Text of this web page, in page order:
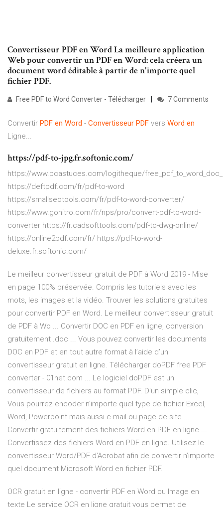
Convertisseur PDF en Word La meilleure application
Web pour convertir un PDF en Word: cela créera un
document word éditable à partir de n'importe quel
fichier PDF.
Free PDF to Word Converter - Télécharger 7 Comments
Convertir PDF en Word - Convertisseur PDF vers Word en
Ligne...
https://pdf-to-jpg.fr.softonic.com/
https://www.pcastuces.com/logitheque/
https://deftpdf.com/fr/pdf-to-word
https://smallseotools.com/fr/pdf-to-word-converter/
https://www.gonitro.com/fr/nps/pro/convert-pdf-to-word-
converter https://fr.cadsofttools.com/pdf-to-dwg-online/
https://online2pdf.com/fr/ https://pdf-to-word-
deluxe.fr.softonic.com/
Le meilleur convertisseur gratuit de PDF à Word 2019 - Mise
en page 100% préservée. Compris les tutoriels avec les
mots, les images et la vidéo. Trouver les solutions gratuites
pour convertir PDF en Word. Le meilleur convertisseur gratuit
de PDF à Wo ... Convertir DOC en PDF en ligne, conversion
gratuitement .doc ... Vous pouvez convertir les documents
DOC en PDF et en tout autre format à l’aide d’un
convertisseur gratuit en ligne. Télécharger doPDF free PDF
converter - 01net.com ... Le logiciel doPDF est un
convertisseur de fichiers au format PDF. D'un simple clic,
Vous pourrez encoder n'importe quel type de fichier Excel,
Word, Powerpoint mais aussi e-mail ou page de site ...
Convertir gratuitement des fichiers Word en PDF en ligne ...
Convertissez des fichiers Word en PDF en ligne. Utilisez le
convertisseur Word/PDF d’Acrobat afin de convertir n’importe
quel document Microsoft Word en fichier PDF.
OCR gratuit en ligne - convertir PDF en Word ou Image en
texte Le service OCR en ligne gratuit vous permet de